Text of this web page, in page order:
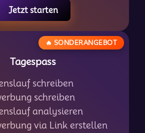
Jetzt starten
🔥 SONDERANGEBOT
Tagespass
schreiben
schreiben
analysieren
via Link erstellen